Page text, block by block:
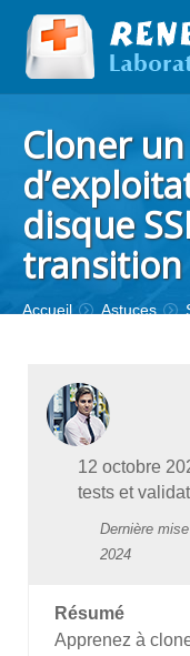
Cloner
disque
Vous êtes ici :
Accueil Astuces
12 octobre
tests et
Dernière
2024
Résumé
Apprenez à